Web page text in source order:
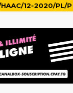
12-2020/PL/P